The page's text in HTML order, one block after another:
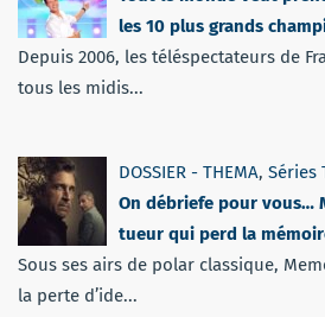
les 10 plus grands
Depuis 2006, les téléspectateurs de
tous les midis...
DOSSIER - THEMA, Séries
On débriefe pour vous…
tueur qui perd la
Sous ses airs de polar classique,
la perte d’ide...